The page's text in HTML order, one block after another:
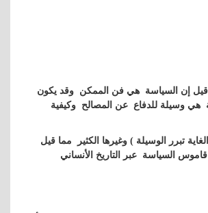
إن السياسة هي فن الممكن وقد يكون
هي وسيلة للدفاع عن المصالح وكيفية
تبرر الوسيلة ) وغيرها الكثير مما قيل
السياسة عبر التاريخ الأنساني